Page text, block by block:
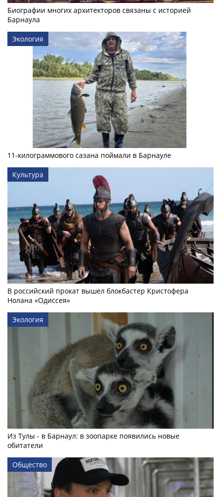
Биографии многих архитекторов связаны с историей
Барнаула
Экология
11-килограммового сазана поймали в Барнауле
Культура
В российский прокат вышел блокбастер Кристофера
Нолана «Одиссея»
Экология
Из Тулы - в Барнаул: в зоопарке появились новые
обитатели
Общество